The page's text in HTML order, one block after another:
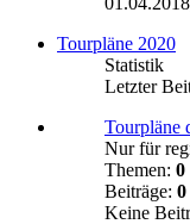
Tourpläne 2020
Statistik
Letzter
Tourpläne
Nur für
Themen: 0
Beiträge: 0
Keine